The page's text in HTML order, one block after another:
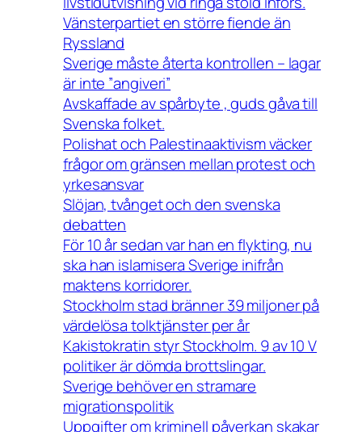
Vänsterpartiet en större fiende än
Ryssland
Sverige måste återta kontrollen – lagar
är inte ”angiveri”
Avskaffade av spårbyte , guds gåva till
Svenska folket.
Polishat och Palestinaaktivism väcker
frågor om gränsen mellan protest och
yrkesansvar
Slöjan, tvånget och den svenska
debatten
För 10 år sedan var han en flykting, nu
ska han islamisera Sverige inifrån
maktens korridorer.
Stockholm stad bränner 39 miljoner på
värdelösa tolktjänster per år
Kakistokratin styr Stockholm. 9 av 10 V
politiker är dömda brottslingar.
Sverige behöver en stramare
migrationspolitik
Uppgifter om kriminell påverkan skakar